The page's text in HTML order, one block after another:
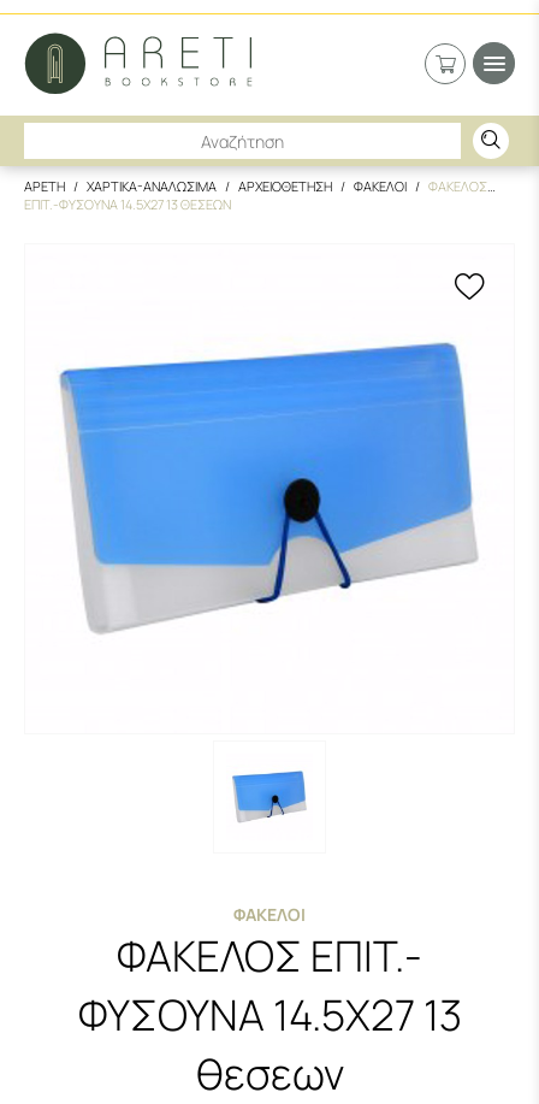
ΑΡΕΤΗ ΧΑΡΤΙΚΑ-ΑΝΑΛΩΣΙΜΑ ΑΡΧΕΙΟΘΕΤΗΣΗ ΦΑΚΕΛΟΙ
ΦΑΚΕΛΟΣ
ΕΠΙΤ.-ΦΥΣΟΥΝΑ 14.5Χ27 13 ΘΕΣΕΩΝ
ΦΆΚΕΛΟΙ
ΦΑΚΕΛΟΣ ΕΠΙΤ.-
ΦΥΣΟΥΝΑ 14.5Χ27 13
θεσεων